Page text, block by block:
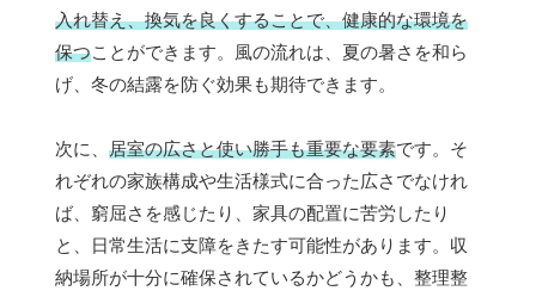
入れ替え、換気を良くすることで、健康的な環境を
保つことができます。風の流れは、夏の暑さを和ら
げ、冬の結露を防ぐ効果も期待できます。
次に、 居室の広さと使い勝手も重要な要素です。そ
れぞれの家族構成や生活様式に合った広さでなけれ
ば、窮屈さを感じたり、家具の配置に苦労したり
と、日常生活に支障をきたす可能性があります。収
納場所が十分に確保されているかどうかも、整理整